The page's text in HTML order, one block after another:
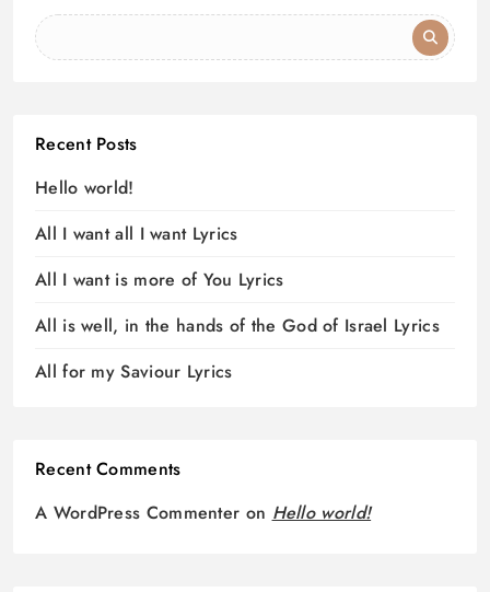
Recent Posts
Hello world!
All I want all I want Lyrics
All I want is more of You Lyrics
All is well, in the hands of the God of Israel Lyrics
All for my Saviour Lyrics
Recent Comments
A WordPress Commenter on Hello world!